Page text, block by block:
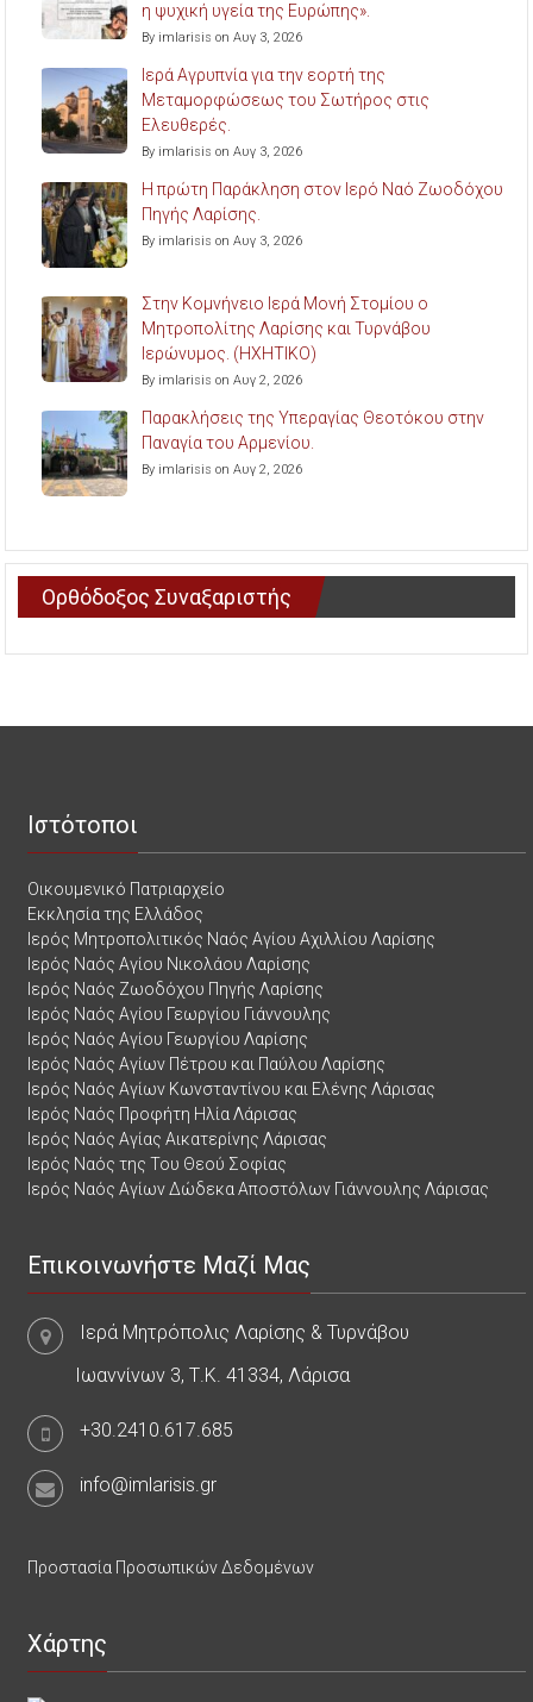
η ψυχική υγεία της Ευρώπης».
By imlarisis on Αυγ 3, 2026
Ιερά Αγρυπνία για την εορτή της
Μεταμορφώσεως του Σωτήρος στις
Ελευθερές.
By imlarisis on Αυγ 3, 2026
Η πρώτη Παράκληση στον Ιερό Ναό Ζωοδόχου
Πηγής Λαρίσης.
By imlarisis on Αυγ 3, 2026
Στην Κομνήνειο Ιερά Μονή Στομίου ο
Μητροπολίτης Λαρίσης και Τυρνάβου
Ιερώνυμος. (ΗΧΗΤΙΚΟ)
By imlarisis on Αυγ 2, 2026
Παρακλήσεις της Υπεραγίας Θεοτόκου στην
Παναγία του Αρμενίου.
By imlarisis on Αυγ 2, 2026
Ορθόδοξος Συναξαριστής
Ιστότοποι
Οικουμενικό Πατριαρχείο
Εκκλησία της Ελλάδος
Ιερός Μητροπολιτικός Ναός Αγίου Αχιλλίου Λαρίσης
Ιερός Ναός Αγίου Νικολάου Λαρίσης
Ιερός Ναός Ζωοδόχου Πηγής Λαρίσης
Ιερός Ναός Αγίου Γεωργίου Γιάννουλης
Ιερός Ναός Αγίου Γεωργίου Λαρίσης
Ιερός Ναός Αγίων Πέτρου και Παύλου Λαρίσης
Ιερός Ναός Αγίων Κωνσταντίνου και Ελένης Λάρισας
Ιερός Ναός Προφήτη Ηλία Λάρισας
Ιερός Ναός Αγίας Αικατερίνης Λάρισας
Ιερός Ναός της Του Θεού Σοφίας
Ιερός Ναός Αγίων Δώδεκα Αποστόλων Γιάννουλης Λάρισας
Επικοινωνήστε Μαζί Μας
Ιερά Μητρόπολις Λαρίσης & Τυρνάβου
Ιωαννίνων 3, Τ.Κ. 41334, Λάρισα
+30.2410.617.685
info@imlarisis.gr
Προστασία Προσωπικών Δεδομένων
Χάρτης